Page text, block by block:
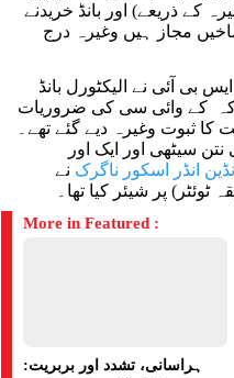
کے ذریعے) اور بانڈ خریدنے
مجاز ہیں وغیرہ درج
بی آئی نے الیکٹورل بانڈ
کہ کے وائی سی کی ضروریات
کا ثبوت وغیرہ دیے گئے تھے۔
سیٹھی اور ایک اور
انڈر اسکور ناگرک نے
پر شیئر کیا تھا۔
More in Featured :
ہراسانی، تشدد اور بربریت: